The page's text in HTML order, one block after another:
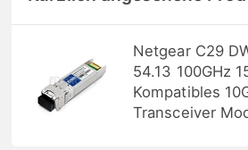
Netgear C29
54.13 100GHz
Kompatibles
Transceiver